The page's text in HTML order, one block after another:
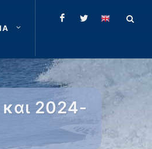
2024-